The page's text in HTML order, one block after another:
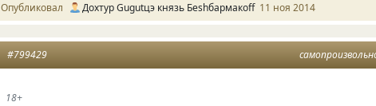
Опубликовал Дохтур Gugutцэ князь Беshбармакоff 11 ноя 2014
#799429
18+